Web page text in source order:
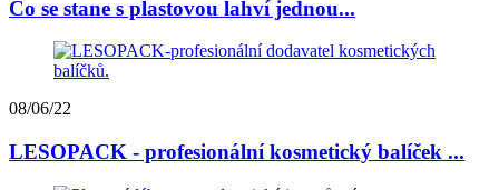
Co se stane s plastovou lahví jednou...
08/06/22
LESOPACK - profesionální kosmetický balíček ...